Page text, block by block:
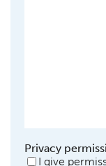
Privacy
I give